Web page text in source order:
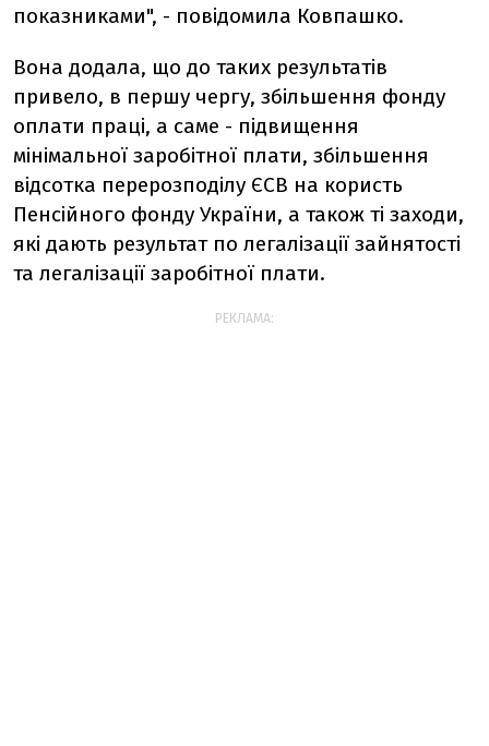
показниками", - повідомила Ковпашко.
Вона додала, що до таких результатів
привело, в першу чергу, збільшення фонду
оплати праці, а саме - підвищення
мінімальної заробітної плати, збільшення
відсотка перерозподілу ЄСВ на користь
Пенсійного фонду України, а також ті заходи,
які дають результат по легалізації зайнятості
та легалізації заробітної плати.
РЕКЛАМА: